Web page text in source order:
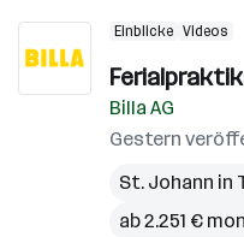
Einblicke Videos
Billa AG
Gestern
St. Johann in
ab 2.251 €